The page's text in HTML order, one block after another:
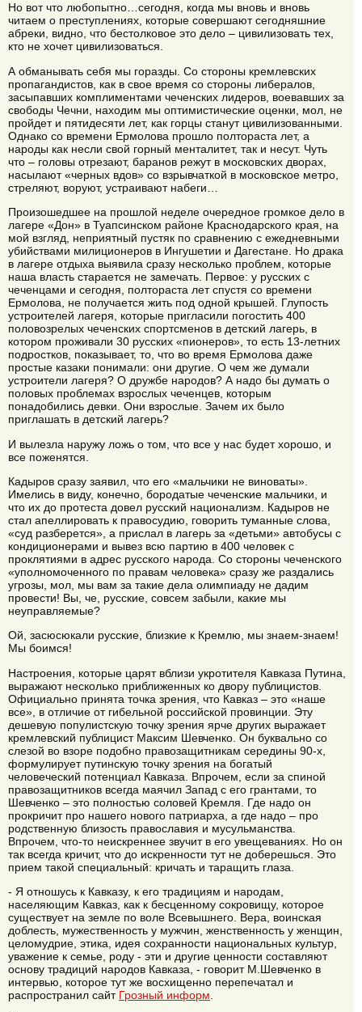
Но вот что любопытно…сегодня, когда мы вновь и вновь
читаем о преступлениях, которые совершают сегодняшние
абреки, видно, что бестолковое это дело – цивилизовать тех,
кто не хочет цивилизоваться.
А обманывать себя мы горазды. Со стороны кремлевских
пропагандистов, как в свое время со стороны либералов,
засыпавших комплиментами чеченских лидеров, воевавших за
свободы Чечни, находим мы оптимистические оценки, мол, не
пройдет и пятидесяти лет, как горцы станут цивилизованными.
Однако со времени Ермолова прошло полтораста лет, а
народы как несли свой горный менталитет, так и несут. Чуть
что – головы отрезают, баранов режут в московских дворах,
насылают «черных вдов» со взрывчаткой в московское метро,
стреляют, воруют, устраивают набеги…
Произошедшее на прошлой неделе очередное громкое дело в
лагере «Дон» в Туапсинском районе Краснодарского края, на
мой взгляд, неприятный пустяк по сравнению с ежедневными
убийствами милиционеров в Ингушетии и Дагестане. Но драка
в лагере отдыха выявила сразу несколько проблем, которые
наша власть старается не замечать. Первое: у русских с
чеченцами и сегодня, полтораста лет спустя со времени
Ермолова, не получается жить под одной крышей. Глупость
устроителей лагеря, которые пригласили погостить 400
половозрелых чеченских спортсменов в детский лагерь, в
котором проживали 30 русских «пионеров», то есть 13-летних
подростков, показывает, то, что во время Ермолова даже
простые казаки понимали: они другие. О чем же думали
устроители лагеря? О дружбе народов? А надо бы думать о
половых проблемах взрослых чеченцев, которым
понадобились девки. Они взрослые. Зачем их было
приглашать в детский лагерь?
И вылезла наружу ложь о том, что все у нас будет хорошо, и
все поженятся.
Кадыров сразу заявил, что его «мальчики не виноваты».
Имелись в виду, конечно, бородатые чеченские мальчики, и
что их до протеста довел русский национализм. Кадыров не
стал апеллировать к правосудию, говорить туманные слова,
«суд разберется», а прислал в лагерь за «детьми» автобусы с
кондиционерами и вывез всю партию в 400 человек с
проклятиями в адрес русского народа. Со стороны чеченского
«уполномоченного по правам человека» сразу же раздались
угрозы, мол, мы вам за такие дела олимпиаду не дадим
провести! Вы, че, русские, совсем забыли, какие мы
неуправляемые?
Ой, засюсюкали русские, близкие к Кремлю, мы знаем-знаем!
Мы боимся!
Настроения, которые царят вблизи укротителя Кавказа Путина,
выражают несколько приближенных ко двору публицистов.
Официально принята точка зрения, что Кавказ – это «наше
все», в отличие от гибельной российской провинции. Эту
дешевую популистскую точку зрения ярче других выражает
кремлевский публицист Максим Шевченко. Он буквально со
слезой во взоре подобно правозащитникам середины 90-х,
формулирует путинскую точку зрения на богатый
человеческий потенциал Кавказа. Впрочем, если за спиной
правозащитников всегда маячил Запад с его грантами, то
Шевченко – это полностью соловей Кремля. Где надо он
прокричит про нашего нового патриарха, а где надо – про
родственную близость православия и мусульманства.
Впрочем, что-то неискреннее звучит в его увещеваниях. Но он
так всегда кричит, что до искренности тут не доберешься. Это
прием такой специальный: кричать и таращить глаза.
- Я отношусь к Кавказу, к его традициям и народам,
населяющим Кавказ, как к бесценному сокровищу, которое
существует на земле по воле Всевышнего. Вера, воинская
доблесть, мужественность у мужчин, женственность у женщин,
целомудрие, этика, идея сохранности национальных культур,
уважение к семье, роду - эти и другие ценности составляют
основу традиций народов Кавказа, - говорит М.Шевченко в
интервью, которое тут же восхищенно перепечатал и
распространил сайт Грозный информ